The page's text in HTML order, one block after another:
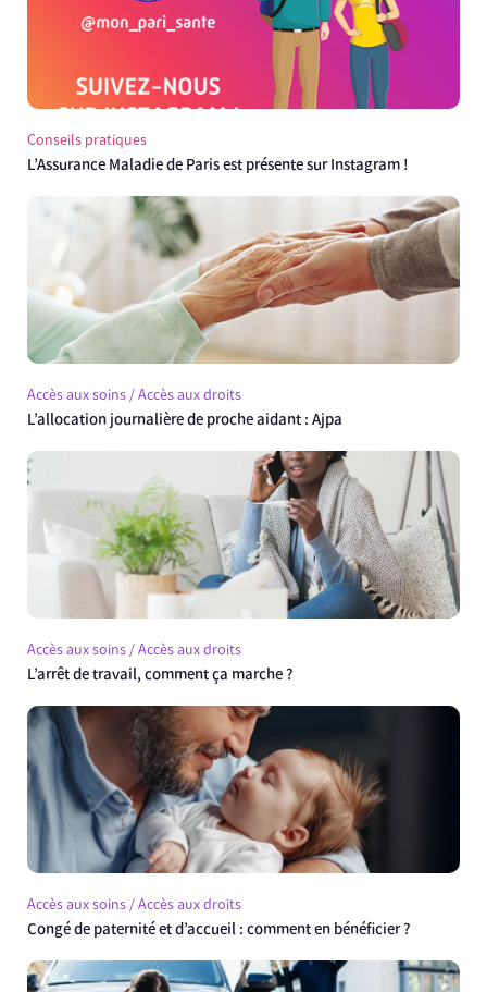
Conseils pratiques
L’Assurance Maladie de Paris est présente sur Instagram !
Accès aux soins / Accès aux droits
L’allocation journalière de proche aidant : Ajpa
Accès aux soins / Accès aux droits
L’arrêt de travail, comment ça marche ?
Accès aux soins / Accès aux droits
Congé de paternité et d’accueil : comment en bénéficier ?